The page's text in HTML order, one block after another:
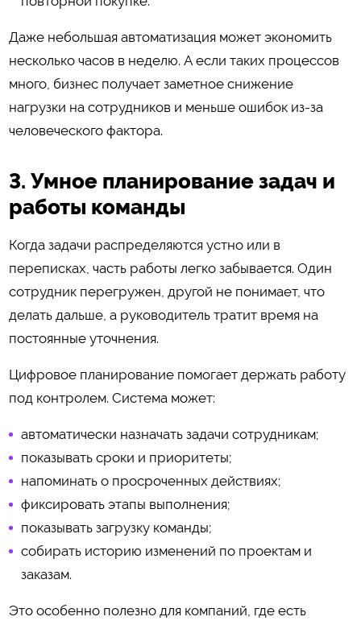
Даже небольшая автоматизация может экономить
несколько часов в неделю. А если таких процессов
много, бизнес получает заметное снижение
нагрузки на сотрудников и меньше ошибок из-за
человеческого фактора.
3. Умное планирование задач и
работы команды
Когда задачи распределяются устно или в
переписках, часть работы легко забывается. Один
сотрудник перегружен, другой не понимает, что
делать дальше, а руководитель тратит время на
постоянные уточнения.
Цифровое планирование помогает держать работу
под контролем. Система может:
автоматически назначать задачи сотрудникам;
показывать сроки и приоритеты;
напоминать о просроченных действиях;
фиксировать этапы выполнения;
показывать загрузку команды;
собирать историю изменений по проектам и
заказам.
Это особенно полезно для компаний, где есть